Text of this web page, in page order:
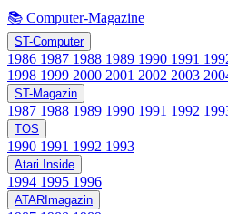
📚 Computer-Magazine
ST-Computer
1986 1987 1988 1989 1990 1991
1998 1999 2000 2001 2002 2003
ST-Magazin
1987 1988 1989 1990 1991 1992
TOS
1990 1991 1992 1993
Atari Inside
1994 1995 1996
ATARImagazin